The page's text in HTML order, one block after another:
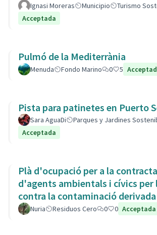
Ignasi Moreras Municipio Turismo
Acceptada
Pulmó de la Mediterrània
Menuda Fondo Marino 0 5
Pista para patinetes en Puerto
Sara AguaDi Parques y Jardines
Acceptada
Plà d'ocupació per a la
d'agents ambientals i cívics
contra la contaminació
de la Còvid-19
Nuria Residuos Cero 0 0 Acceptada